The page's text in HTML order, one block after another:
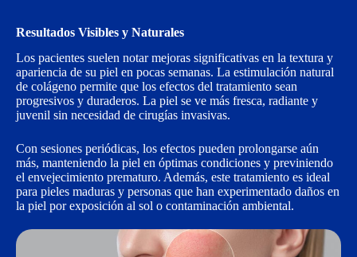
Resultados Visibles y Naturales
Los pacientes suelen notar mejoras significativas en la textura y
apariencia de su piel en pocas semanas. La estimulación natural
de colágeno permite que los efectos del tratamiento sean
progresivos y duraderos. La piel se ve más fresca, radiante y
juvenil sin necesidad de cirugías invasivas.
Con sesiones periódicas, los efectos pueden prolongarse aún
más, manteniendo la piel en óptimas condiciones y previniendo
el envejecimiento prematuro. Además, este tratamiento es ideal
para pieles maduras y personas que han experimentado daños en
la piel por exposición al sol o contaminación ambiental.